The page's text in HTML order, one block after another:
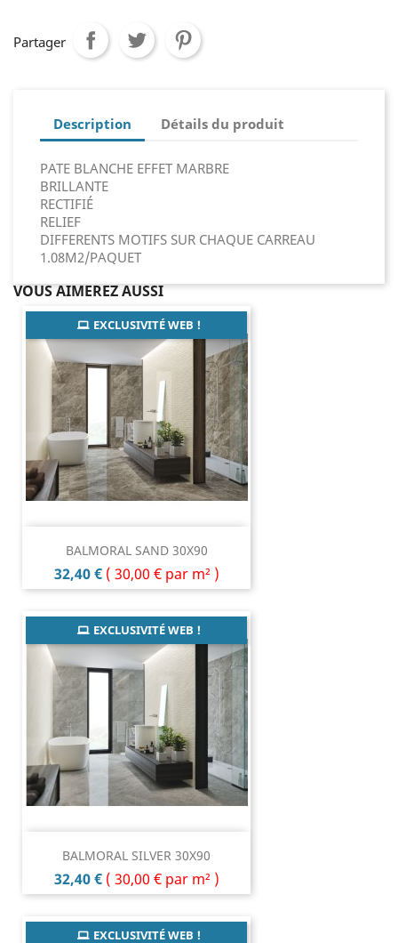
Partager
Description Détails du produit
PATE BLANCHE EFFET MARBRE
BRILLANTE
RECTIFIÉ
RELIEF
DIFFERENTS MOTIFS SUR CHAQUE CARREAU
1.08M2/PAQUET
VOUS AIMEREZ AUSSI
BALMORAL SAND 30X90
Prix
32,40 € ( 30,00 € par m² )
EXCLUSIVITÉ WEB !
BALMORAL SILVER 30X90
Prix
32,40 € ( 30,00 € par m² )
EXCLUSIVITÉ WEB !
EXCLUSIVITÉ WEB !